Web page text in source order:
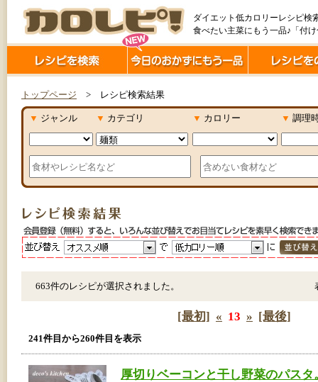
ダイエット低カロリーレシピ検
食べたい主菜にもう一品♪「付
トップページ > レシピ検索結果
▼ ジャンル ▼ カテゴリ ▼ カロリー ▼ 調理
663件のレシピが選択されました。
[最初] « 13 » [最後]
241件目から260件目を表示
厚切りベーコンと干し野菜のパスタ